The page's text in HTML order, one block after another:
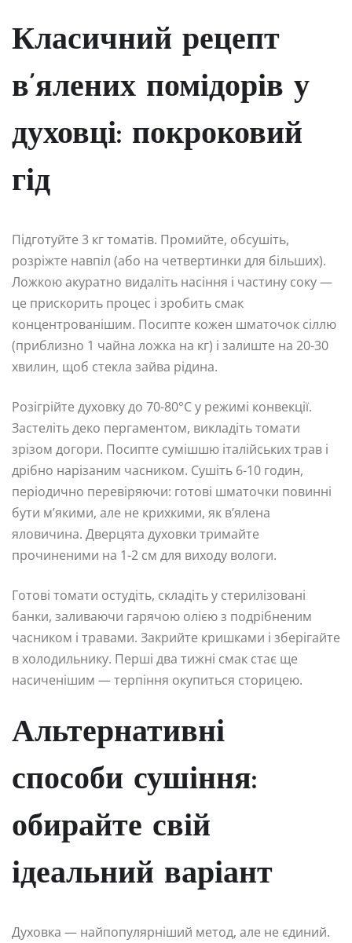
Класичний рецепт
в’ялених помідорів у
духовці: покроковий
гід
Підготуйте 3 кг томатів. Промийте, обсушіть,
розріжте навпіл (або на четвертинки для більших).
Ложкою акуратно видаліть насіння і частину соку —
це прискорить процес і зробить смак
концентрованішим. Посипте кожен шматочок сіллю
(приблизно 1 чайна ложка на кг) і залиште на 20-30
хвилин, щоб стекла зайва рідина.
Розігрійте духовку до 70-80°C у режимі конвекції.
Застеліть деко пергаментом, викладіть томати
зрізом догори. Посипте сумішшю італійських трав і
дрібно нарізаним часником. Сушіть 6-10 годин,
періодично перевіряючи: готові шматочки повинні
бути м’якими, але не крихкими, як в’ялена
яловичина. Дверцята духовки тримайте
прочиненими на 1-2 см для виходу вологи.
Готові томати остудіть, складіть у стерилізовані
банки, заливаючи гарячою олією з подрібненим
часником і травами. Закрийте кришками і зберігайте
в холодильнику. Перші два тижні смак стає ще
насиченішим — терпіння окупиться сторицею.
Альтернативні
способи сушіння:
обирайте свій
ідеальний варіант
Духовка — найпопулярніший метод, але не єдиний.